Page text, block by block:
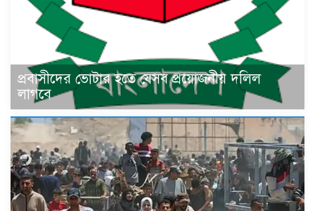
প্রবাসীদের ভোটার হতে যেসব প্রয়োজনীয় দলিল
লাগবে